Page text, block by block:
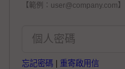
【範例：user@company.com】
忘記密碼 重寄啟用信